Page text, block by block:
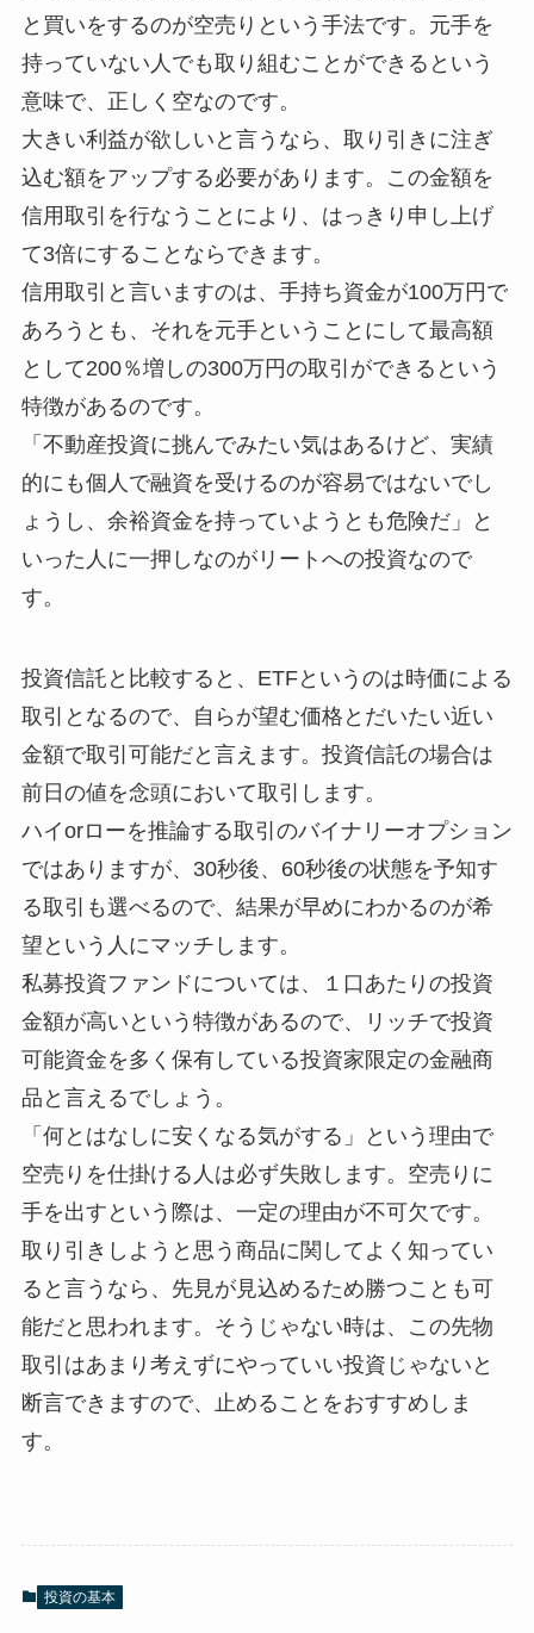
と買いをするのが空売りという手法です。元手を
持っていない人でも取り組むことができるという
意味で、正しく空なのです。
大きい利益が欲しいと言うなら、取り引きに注ぎ
込む額をアップする必要があります。この金額を
信用取引を行なうことにより、はっきり申し上げ
て3倍にすることならできます。
信用取引と言いますのは、手持ち資金が100万円で
あろうとも、それを元手ということにして最高額
として200％増しの300万円の取引ができるという
特徴があるのです。
「不動産投資に挑んでみたい気はあるけど、実績
的にも個人で融資を受けるのが容易ではないでし
ょうし、余裕資金を持っていようとも危険だ」と
いった人に一押しなのがリートへの投資なので
す。
投資信託と比較すると、ETFというのは時価による
取引となるので、自らが望む価格とだいたい近い
金額で取引可能だと言えます。投資信託の場合は
前日の値を念頭において取引します。
ハイorローを推論する取引のバイナリーオプション
ではありますが、30秒後、60秒後の状態を予知す
る取引も選べるので、結果が早めにわかるのが希
望という人にマッチします。
私募投資ファンドについては、１口あたりの投資
金額が高いという特徴があるので、リッチで投資
可能資金を多く保有している投資家限定の金融商
品と言えるでしょう。
「何とはなしに安くなる気がする」という理由で
空売りを仕掛ける人は必ず失敗します。空売りに
手を出すという際は、一定の理由が不可欠です。
取り引きしようと思う商品に関してよく知ってい
ると言うなら、先見が見込めるため勝つことも可
能だと思われます。そうじゃない時は、この先物
取引はあまり考えずにやっていい投資じゃないと
断言できますので、止めることをおすすめしま
す。
投資の基本